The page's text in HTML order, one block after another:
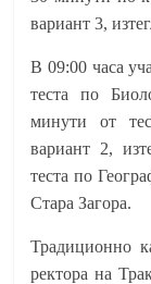
вариант 3,
В 09:00 часа
теста по
минути от
вариант 2,
теста по
Стара Загора.
Традиционно
ректора на